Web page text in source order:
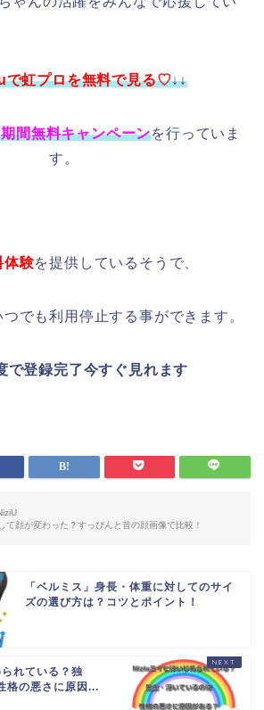
で虹プロを無料で見る♡↓↓
間無料キャンペーンを行っていま
す。
体験を提供しているそうで、
でも利用停止する事ができます。
で登録完了今すぐ見れます
て顔が変わった？すっぴんと昔の顔画像で比較！
「ベルミス」身長・体重に対してのサイ
ズの選び方は？コツとポイント！
れている？独
格の悪さに原因...